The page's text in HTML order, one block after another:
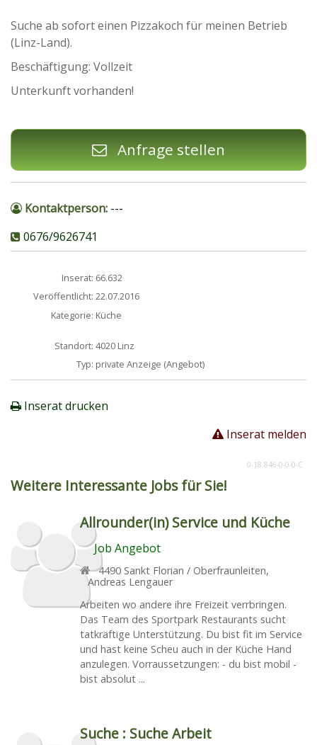
Suche ab sofort einen Pizzakoch für meinen Betrieb
(Linz-Land).
Beschäftigung: Vollzeit
Unterkunft vorhanden!
Anfrage stellen
Kontaktperson: ---
0676/9626741
Inserat: 66.632
Veröffentlicht: 22.07.2016
Kategorie: Küche
Standort: 4020 Linz
Typ: private Anzeige (Angebot)
Inserat drucken
Inserat melden
0-18.846-0-0-0-C
Weitere Interessante Jobs für Sie!
Allrounder(in) Service und Küche
Job Angebot
4490 Sankt Florian / Oberfraunleiten,
Andreas Lengauer
Arbeiten wo andere ihre Freizeit verrbringen.
Das Team des Sportpark Restaurants sucht
tatkräftige Unterstützung. Du bist fit im Service
und hast keine Scheu auch in der Küche Hand
anzulegen. Vorraussetzungen: - du bist mobil -
bist absolut ...
Suche : Suche Arbeit